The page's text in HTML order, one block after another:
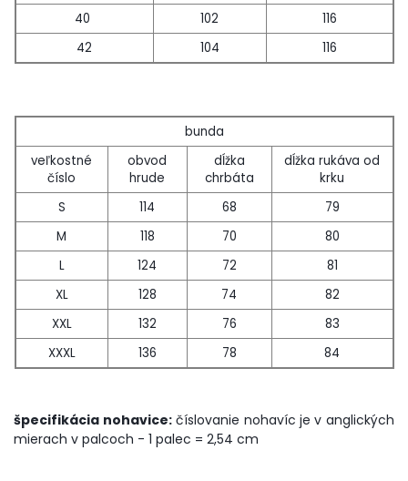
40
102
116
42
104 116
bunda
veľkostné
číslo
obvod
hrude
dĺžka
chrbáta
dĺžka rukáva od
krku
S
114 68
79
M
118 70
80
L
124 72
81
XL
128 74
82
XXL
132 76
83
XXXL
136 78 84
špecifikácia nohavice:číslovanie nohavíc je v anglických
mierach v palcoch - 1 palec = 2,54 cm